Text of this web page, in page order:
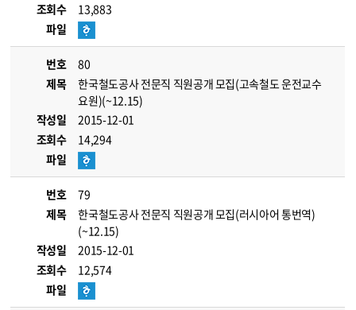
조회수
13,883
파일
번호
80
제목
한국철도공사 전문직 직원공개 모집(고속철도 운전교수
요원)(~12.15)
작성일
2015-12-01
조회수
14,294
파일
번호
79
제목
한국철도공사 전문직 직원공개 모집(러시아어 통번역)
(~12.15)
작성일
2015-12-01
조회수
12,574
파일